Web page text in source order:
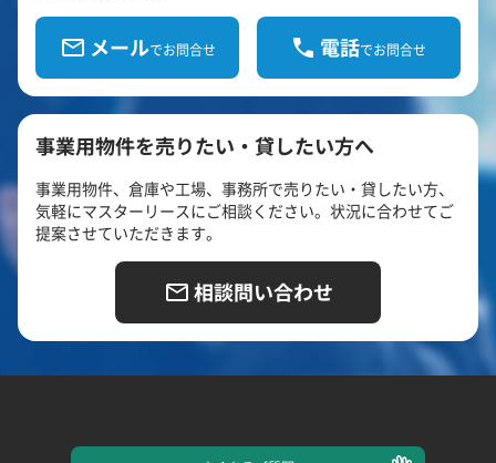
メールでお問合せ 電話でお問合せ
事業用物件を売りたい・貸したい方へ
事業用物件、倉庫や工場、事務所で売りたい・貸したい方、
気軽にマスターリースにご相談ください。状況に合わせてご
提案させていただきます。
相談問い合わせ